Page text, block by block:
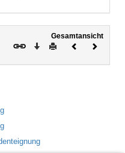
Gesamtansicht
Download
DruckenVorheriges